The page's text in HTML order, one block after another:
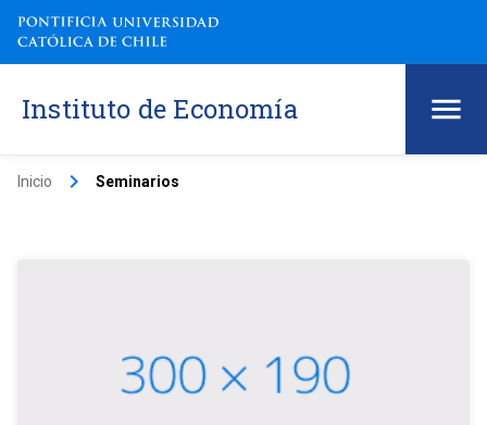
Instituto de Economía
Inicio keyboard_arrow_right Seminarios